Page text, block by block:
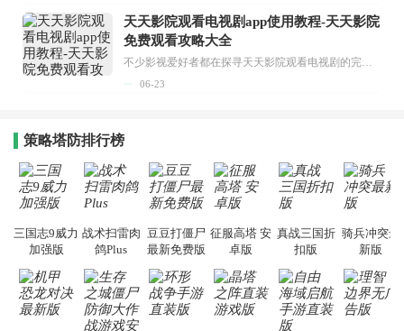
天天影院观看电视剧app使用教程-天天影院
免费观看攻略大全
不少影视爱好者都在探寻天天影院观看电视剧的完整方法，结合最新平台使用规则，本篇新手入门攻略全面讲解观看渠道、检索流程、播放设置以及画面模式调整等实用内容。全文适配手机、电脑等主流设备，步骤简洁易懂，无论是初次使用的新手，还是想要优化观影体验的用户，都能参照内容快速上手，熟练掌握平台各项操作技巧，轻松畅享影视内容。...
06-23
策略塔防排行榜
三国志9威力
加强版
战术扫雷肉
鸽Plus
豆豆打僵尸
最新免费版
征服高塔 安
卓版
真战三国折
扣版
骑兵冲突最
新版